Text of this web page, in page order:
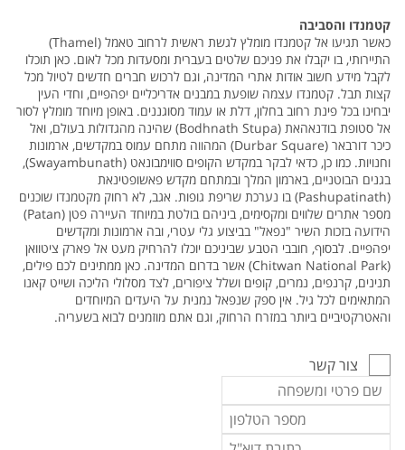
קטמנדו והסביבה
כאשר תגיעו אל קטמנדו מומלץ לגשת ראשית לרחוב טאמל (Thamel)
התיירותי, בו יקבלו את פניכם שלטים בעברית ומסעדות מכל לאום. כאן תוכלו
לקבל מידע חשוב אודות אתרי המדינה, וגם לרכוש חברים חדשים לטיול מכל
קצות תבל. קטמנדו עצמה שופעת במבנים אדריכליים יפהפיים, וחדי העין
יבחינו בכל פינת רחוב בחלון, דלת או עמוד מסוגננים. באופן מיוחד מומלץ לסור
אל סטופת בודנאהאת (Bodhnath Stupa) שהינה מהגדולות בעולם, ואל
כיכר דורבאר (Durbar Square) המהווה מתחם עמוס במקדשים, ארמונות
וחנויות. כמו כן, כדאי לבקר במקדש הקופים סווימבונאט (Swayambunath),
בגנים הבוטניים, בארמון המלך ובמתחם מקדש פאשופטינאת
(Pashupatinath) בו נערכת שריפת גופות. אגב, לא רחוק מקטמנדו שוכנים
מספר אתרים שלווים ומקסימים, ביניהם בולטת במיוחד העיירה פטן (Patan)
הידועה בזכות השיר "נפאל" בביצוע גלי עטרי, ובה ארמונות ומקדשים
יפהפיים. לבסוף, חובבי הטבע שביניכם יוכלו להרחיק מעט אל פארק ציטוואן
(Chitwan National Park) אשר בדרום המדינה. כאן ממתינים לכם פילים,
תנינים, קרנפים, נמרים, קופים ושלל ציפורים, לצד מסלולי הליכה ושייט קאנו
המתאימים לכל גיל. אין ספק שנפאל נמנית על היעדים המיוחדים
והאטרקטיביים ביותר במזרח הרחוק, וגם אתם מוזמנים לבוא בשעריה.
צור קשר